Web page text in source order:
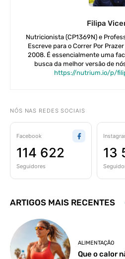
Filipa
Nutricionista (CP1369N) e
Escreve para o Correr Por
2008. É essencialmente uma
busca da melhor versão de
https://nutrium.io/p/
NÓS NAS REDES SOCIAIS
Facebook
114 622
Seguidores
13
ARTIGOS MAIS RECENTES
ALIMENTAÇÃO
Que o calor